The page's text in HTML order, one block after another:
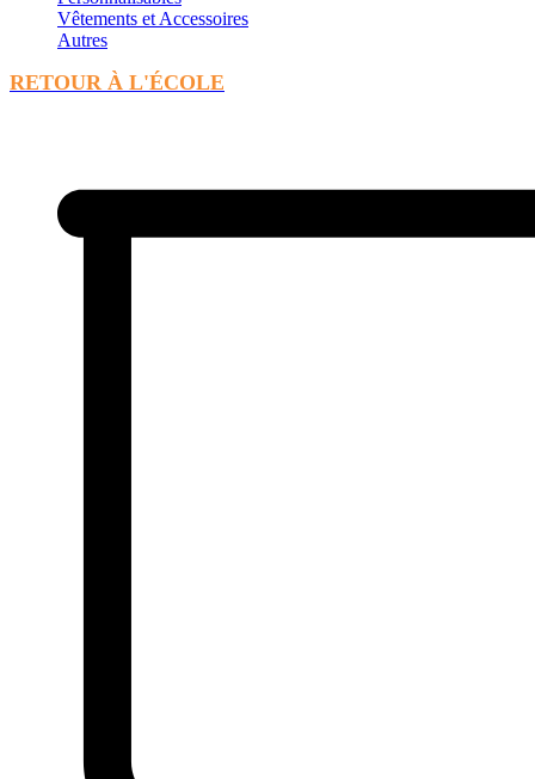
Vêtements et Accessoires
Autres
RETOUR À L'ÉCOLE